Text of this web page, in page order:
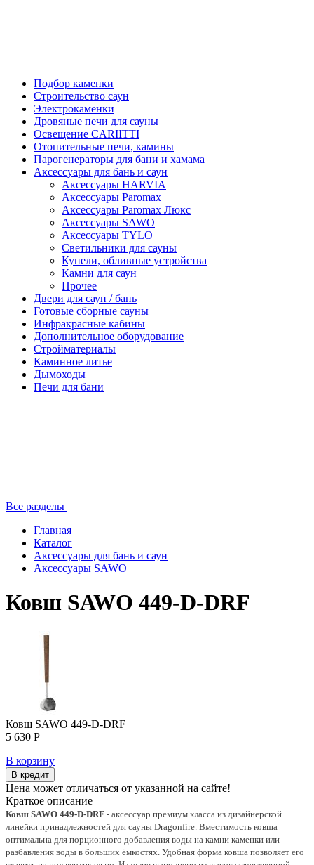
Подбор каменки
Строительство саун
Электрокаменки
Дровяные печи для сауны
Освещение CARIITTI
Отопительные печи, камины
Парогенераторы для бани и хамама
Аксессуары для бань и саун
Аксессуары HARVIA
Аксессуары Paromax
Аксессуары Paromax Люкс
Аксессуары SAWO
Аксессуары TYLO
Светильники для сауны
Купели, обливные устройства
Камни для саун
Прочее
Двери для саун / бань
Готовые сборные сауны
Инфракрасные кабины
Дополнительное оборудование
Стройматериалы
Каминное литье
Дымоходы
Печи для бани
Все разделы
Главная
Каталог
Аксессуары для бань и саун
Аксессуары SAWO
Ковш SAWO 449-D-DRF
Ковш SAWO 449-D-DRF
5 630 Р
В корзину
В кредит
Цена может отличаться от указанной на сайте!
Краткое описание
Ковш SAWO 449-D-DRF - аксессуар премиум класса из дизайнерской
линейки принадлежностей для сауны Dragonfire. Вместимость ковша
оптимальна для порционного добавления воды на камни каменки или
разбавления воды в больших ёмкостях. Удобная форма ковша позволяет его